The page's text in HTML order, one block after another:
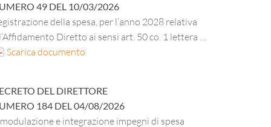
49 DEL 10/03/2026
della spesa, per l’anno 2028 relativa
Diretto ai sensi art. 50 co. 1 lettera b)
Lgs. 36/2023, del servizio di analisi autocontrollo
– periodo 01.06.2025 – 31.05.2031. CIG
Scarica documento
DEL DIRETTORE
184 DEL04/08/2026
e integrazione impegni di spesa